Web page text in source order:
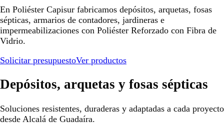
En Poliéster Capisur fabricamos depósitos, arquetas, fosas
sépticas, armarios de contadores, jardineras e
impermeabilizaciones con Poliéster Reforzado con Fibra de
Vidrio.
Solicitar presupuestoVer productos
Depósitos, arquetas y fosas sépticas
Soluciones resistentes, duraderas y adaptadas a cada proyecto
desde Alcalá de Guadaíra.